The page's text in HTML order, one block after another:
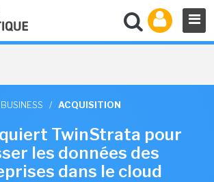
BUSINESS / ACQUISITION
TwinStrata pour
les données des
dans le cloud